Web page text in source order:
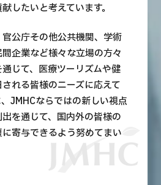
い合わせ
したいと考えています。
公庁その他公共機関、学術
企業など様々な立場の方々
じて、医療ツーリズムや健
れる皆様のニーズに応えて
JMHCならではの新しい視点
を通じて、国内外の皆様の
寄与できるよう努めてまい